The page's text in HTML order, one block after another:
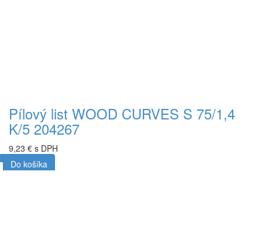
Pílový list WOOD CURVES S 75/1,4
K/5 204267
9,23 € s DPH
Do košíka